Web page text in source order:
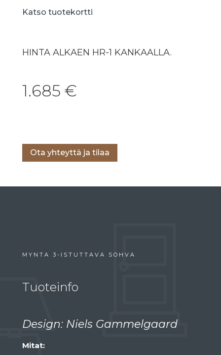
Katso tuotekortti
HINTA ALKAEN HR-1 KANKAALLA.
1.685 €
Ota yhteyttä ja tilaa
MYNTA 3-ISTUTTAVA SOHVA
Tuoteinfo
Design: Niels Gammelgaard
Mitat: